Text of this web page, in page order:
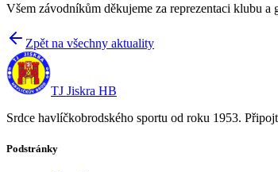
Všem závodníkům děkujeme za reprezentaci klubu a
Zpět na všechny aktuality
TJ Jiskra HB
Srdce havlíčkobrodského sportu od roku 1953.
Podstránky